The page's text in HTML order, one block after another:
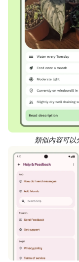
類似內容可以